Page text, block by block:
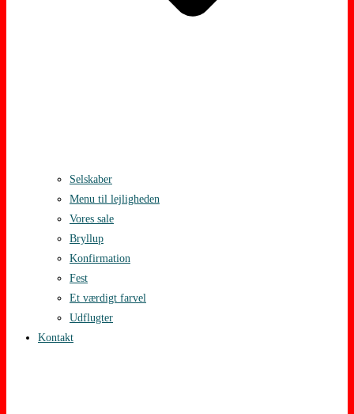
Selskaber
Menu til lejligheden
Vores sale
Bryllup
Konfirmation
Fest
Et værdigt farvel
Udflugter
Kontakt